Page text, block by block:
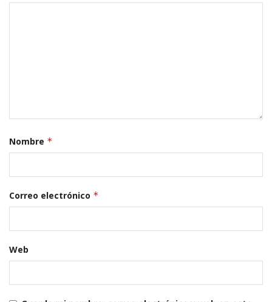
Nombre *
Correo electrónico *
Web